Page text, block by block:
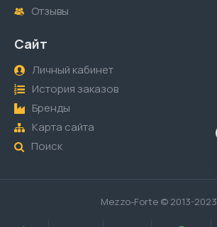
Отзывы
Сайт
Личный кабинет
История заказов
Бренды
Карта сайта
Поиск
Mezzo-Forte © 2013-2023